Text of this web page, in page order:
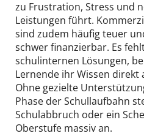
zu Frustration, Stress und
Leistungen führt.
sind zudem häufig teuer
schwer finanzierbar. Es
schulinternen Lösungen,
Lernende ihr Wissen direkt
Ohne gezielte
Phase der Schullaufbahn
Schulabbruch oder ein
Oberstufe massiv an.